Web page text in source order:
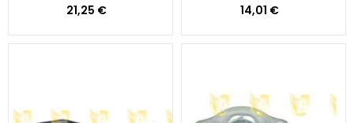
21,25 € 14,01 €